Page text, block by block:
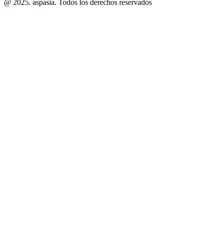
@ 2025. aspasia. Todos los derechos reservados